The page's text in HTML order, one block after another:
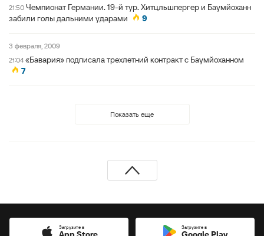
21:50 Чемпионат Германии. 19-й тур. Хитцльшпергер и Баумйоханн
забили голы дальними ударами
9
3 февраля, 2009
21:04 «Бавария» подписала трехлетний контракт с Баумйоханном
7
Показать еще
Загрузите в Загрузите в